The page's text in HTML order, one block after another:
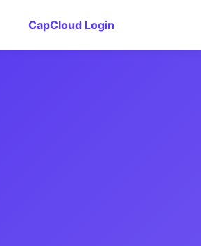
CapCloud Login